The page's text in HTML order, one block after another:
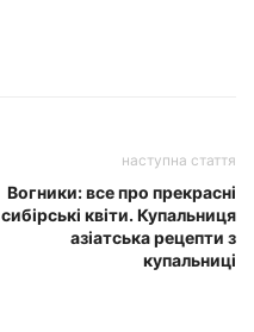
наступна стаття
Вогники: все про прекрасні
сибірські квіти. Купальниця
азіатська рецепти з
купальниці